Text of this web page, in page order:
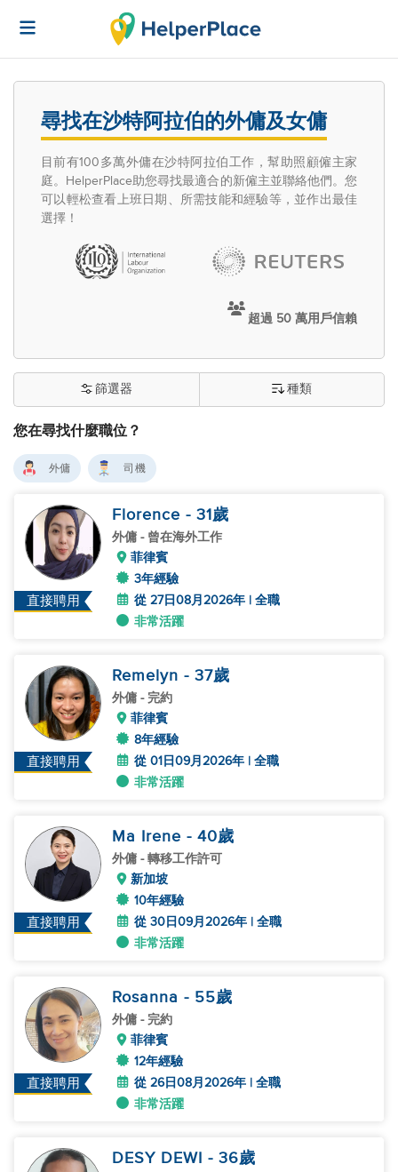
尋找在沙特阿拉伯的外傭及女傭
目前有100多萬外傭在沙特阿拉伯工作，幫助照顧僱主家
庭。HelperPlace助您尋找最適合的新僱主並聯絡他們。您
可以輕松查看上班日期、所需技能和經驗等，並作出最佳
選擇！
超過 50 萬用戶信賴
您在尋找什麼職位？
篩選器 種類
外傭 司機
直接聘用
Florence - 31歲
外傭 - 曾在海外工作
菲律賓
3年經驗
從 27日08月2026年 | 全職
非常活躍
直接聘用
Remelyn - 37歲
外傭 - 完約
菲律賓
8年經驗
從 01日09月2026年 | 全職
非常活躍
直接聘用
Ma Irene - 40歲
外傭 - 轉移工作許可
新加坡
10年經驗
從 30日09月2026年 | 全職
非常活躍
直接聘用
Rosanna - 55歲
外傭 - 完約
菲律賓
12年經驗
從 26日08月2026年 | 全職
非常活躍
DESY DEWI - 36歲